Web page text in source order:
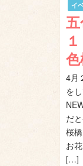
イ
4月
を
だ
桜
お
[…]